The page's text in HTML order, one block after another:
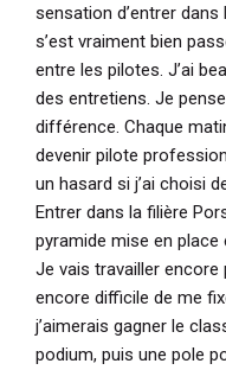
sensation d’entrer dans
s’est vraiment bien
entre les pilotes. J’ai
des entretiens. Je
différence. Chaque
devenir pilote
un hasard si j’ai choisi
Entrer dans la filière
pyramide mise en
Je vais travailler encore
encore difficile de me
j’aimerais gagner le
podium, puis une pole